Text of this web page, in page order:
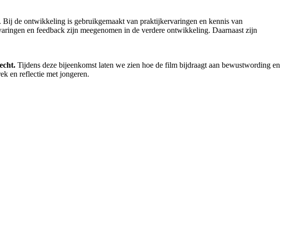
de ontwikkeling is gebruikgemaakt van praktijkervaringen en kennis van
en feedback zijn meegenomen in de verdere ontwikkeling. Daarnaast zijn
Tijdens deze bijeenkomst laten we zien hoe de film bijdraagt aan bewustwording en
en reflectie met jongeren.